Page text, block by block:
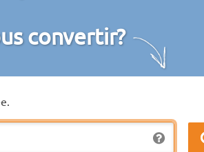
convertir?